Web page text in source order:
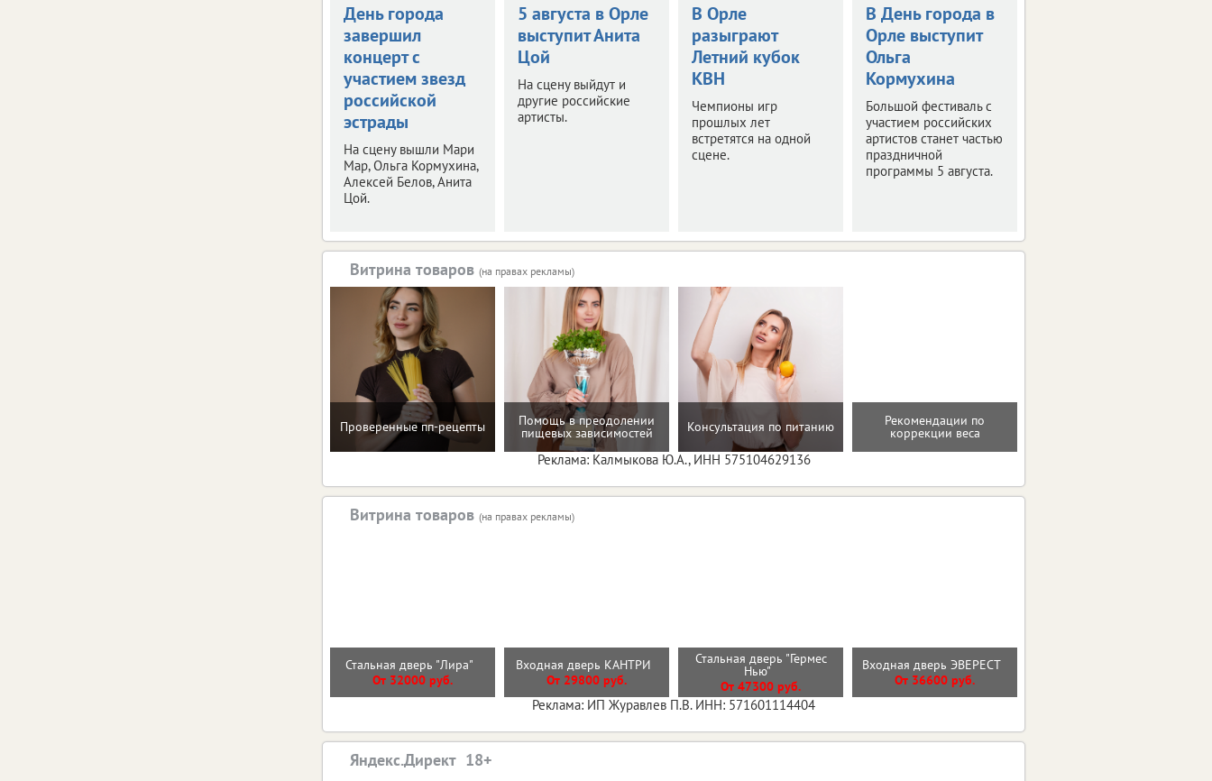
День города
завершил
концерт с
участием звезд
российской
эстрады
На сцену вышли Мари
Мар, Ольга Кормухина,
Алексей Белов, Анита
Цой.
5 августа в Орле
выступит Анита
Цой
На сцену выйдут и
другие российские
артисты.
В Орле
разыграют
Летний кубок
КВН
Чемпионы игр
прошлых лет
встретятся на одной
сцене.
В День города в
Орле выступит
Ольга
Кормухина
Большой фестиваль с
участием российских
артистов станет частью
праздничной
программы 5 августа.
Витрина товаров (на правах рекламы)
Проверенные пп-рецепты Помощь в преодолении
пищевых зависимостей Консультация по питанию Рекомендации по
коррекции веса
Реклама: Калмыкова Ю.А., ИНН 575104629136
Витрина товаров (на правах рекламы)
Стальная дверь "Лира"
От 32000 руб.
Входная дверь КАНТРИ
От 29800 руб.
Стальная дверь "Гермес
Нью"
От 47300 руб.
Входная дверь ЭВЕРЕСТ
От 36600 руб.
Реклама: ИП Журавлев П.В. ИНН: 571601114404
Яндекс.Директ